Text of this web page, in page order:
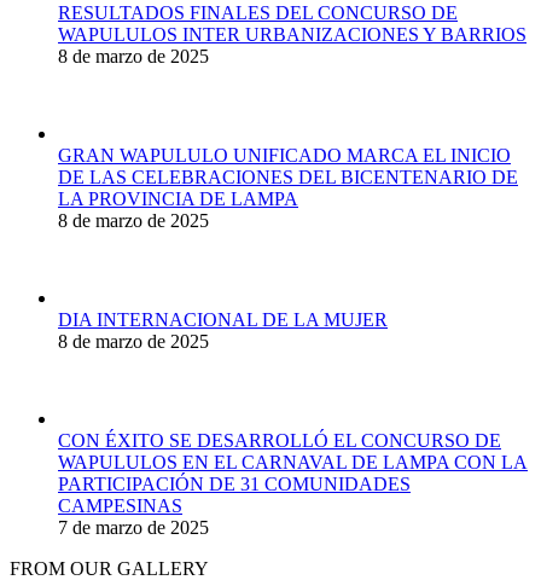
RESULTADOS FINALES DEL CONCURSO DE
WAPULULOS INTER URBANIZACIONES Y BARRIOS
8 de marzo de 2025
GRAN WAPULULO UNIFICADO MARCA EL INICIO
DE LAS CELEBRACIONES DEL BICENTENARIO DE
LA PROVINCIA DE LAMPA
8 de marzo de 2025
DIA INTERNACIONAL DE LA MUJER
8 de marzo de 2025
CON ÉXITO SE DESARROLLÓ EL CONCURSO DE
WAPULULOS EN EL CARNAVAL DE LAMPA CON LA
PARTICIPACIÓN DE 31 COMUNIDADES
CAMPESINAS
7 de marzo de 2025
FROM OUR GALLERY